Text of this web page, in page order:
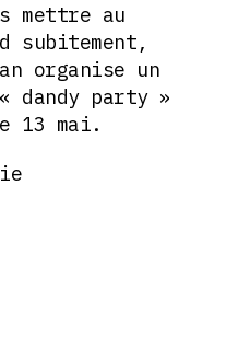
mettre au
subitement,
organise un
dandy party »
13 mai.